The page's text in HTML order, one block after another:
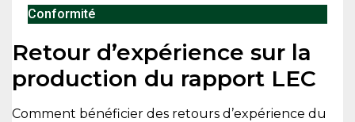
Conformité
Retour d’expérience sur la
production du rapport LEC
Comment bénéficier des retours d’expérience du